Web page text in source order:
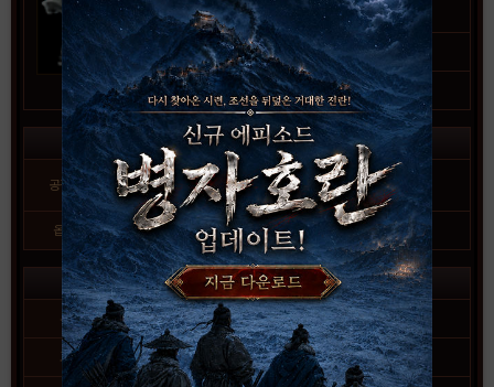
아이템 종류 방어구
상세 분류 갑옷
클래스 군주, 기사, 마법사, 요정
능력치 효과
공격력
-
(작은 / 큰 몬스터)
방어력
옵션 -
기본 정보
무게 250 재질 철
교환 - 강도 -